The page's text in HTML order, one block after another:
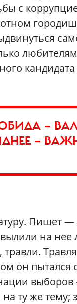
с
кандидата
—
—
Пишет —
на нее
он пытался
ту же тему;